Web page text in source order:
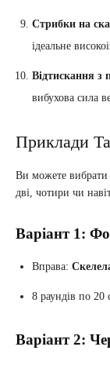
Стрибки на
ідеальне
Відтискання з
вибухова сила
Приклади
Ви можете вибрати
дві, чотири чи
Варіант 1:
Вправа:
8 раундів по 20
Варіант 2: